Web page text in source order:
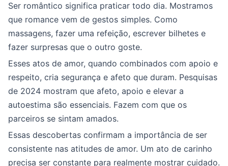
Ser romântico significa praticar todo dia. Mostramos
que romance vem de gestos simples. Como
massagens, fazer uma refeição, escrever bilhetes e
fazer surpresas que o outro goste.
Esses atos de amor, quando combinados com apoio e
respeito, cria segurança e afeto que duram. Pesquisas
de 2024 mostram que afeto, apoio e elevar a
autoestima são essenciais. Fazem com que os
parceiros se sintam amados.
Essas descobertas confirmam a importância de ser
consistente nas atitudes de amor. Um ato de carinho
precisa ser constante para realmente mostrar cuidado.